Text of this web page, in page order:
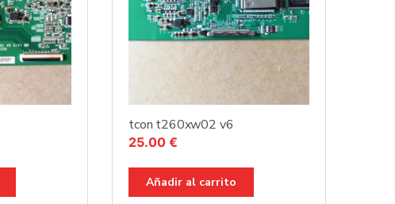
tcon t260xw02 v6
25.00 €
Añadir al carrito